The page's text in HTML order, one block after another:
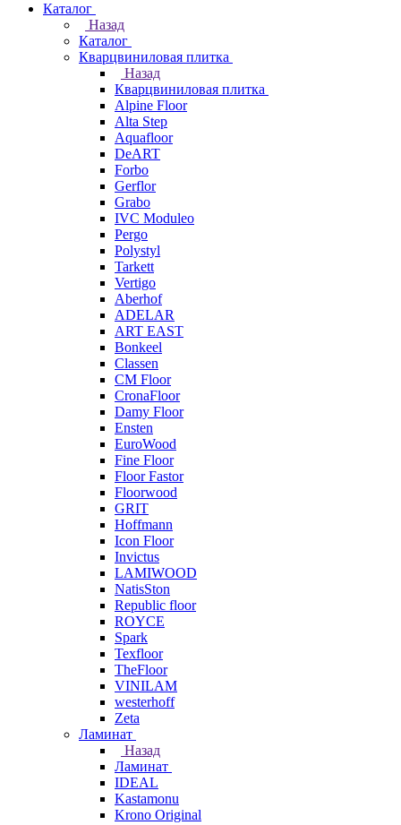
Каталог
Назад
Каталог
Кварцвиниловая плитка
Назад
Кварцвиниловая плитка
Alpine Floor
Alta Step
Aquafloor
DeART
Forbo
Gerflor
Grabo
IVC Moduleo
Pergo
Polystyl
Tarkett
Vertigo
Aberhof
ADELAR
ART EAST
Bonkeel
Classen
CM Floor
CronaFloor
Damy Floor
Ensten
EuroWood
Fine Floor
Floor Fastor
Floorwood
GRIT
Hoffmann
Icon Floor
Invictus
LAMIWOOD
NatisSton
Republic floor
ROYCE
Spark
Texfloor
TheFloor
VINILAM
westerhoff
Zeta
Ламинат
Назад
Ламинат
IDEAL
Kastamonu
Krono Original